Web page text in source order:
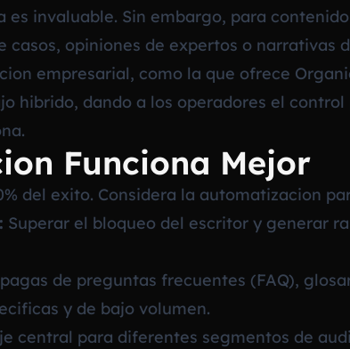
es invaluable. Sin embargo, para
opiniones de expertos o narrativas
empresarial, como la que ofrece
hibrido, dando a los operadores el
Funciona Mejor
del exito. Considera la automatizacion
Superar el bloqueo del escritor y generar
de preguntas frecuentes (FAQ),
y de bajo volumen.
central para diferentes segmentos de